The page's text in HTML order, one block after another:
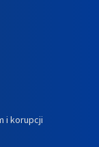
i korupcji